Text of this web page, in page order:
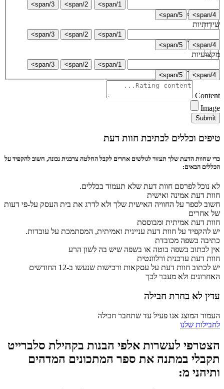
תל אביב
תל ציון
תפרח
1/span>
2/span>
3/span>
4/span>
5/span>
שירותיות
1/span>
2/span>
3/span>
4/span>
5/span>
מקצועיות
1/span>
2/span>
3/span>
4/span>
5/span>
Content
Image
Submit
טיפים וכללים לכתיבת חוות דעת
כדי שחוות הדעת שלך תעזור לגולשים אחרים לקבל החלטה צרכנית נכונה, חשוב להקפיד על
הכללים הבאים:
לא נוכל לפרסם חוות דעת שלא תעמוד בכללים.
חוות דעת אמינה ואישית
חשוב לספר על החוויה האישית שלך ולא לדרג את בית העסק על-פי דעות
של אחרים
חוות דעת אמיתית ומבוססת
יש להקפיד על חוות דעת עניינית ואמיתית, המסתמכת על עובדות.
כתיבה בשפה מכובדת
אין לכתוב בשפה בוטה או בשפה שיש בה לשון הרע
חוות דעת עדכנית ורלוונטית
יש לכתוב חוות דעת על עסקאות ורכישות שנעשו ב-12 החודשים
האחרונים ולא מעבר לכך
עדין לא בחרת חבילה
העמוד המוצג אנו פעיל עד שתחבר חבילה
לחבילות שלנו
הצטרפי לעשרות אלפי הבנות בקהילת סלברייט
תקבלי במתנה את ספר המתכונים המדהים
ותיהני מ: